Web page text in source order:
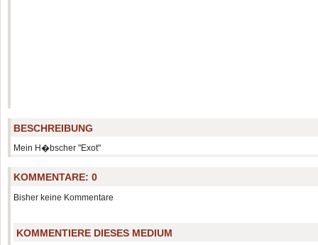
BESCHREIBUNG
Mein H�bscher "Exot"
KOMMENTARE:0
Bisher keine Kommentare
KOMMENTIERE DIESES MEDIUM